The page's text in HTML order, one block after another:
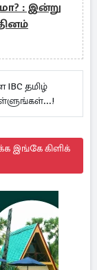
: இன்று
தமிழ்
இங்கே கிளிக்